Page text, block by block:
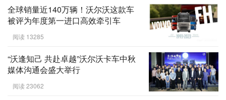
全球销量近140万辆！沃尔沃这款车
被评为年度第一进口高效牵引车
阅读 13285
“沃逢知己 共赴卓越”沃尔沃卡车中秋
媒体沟通会盛大举行
阅读 23062